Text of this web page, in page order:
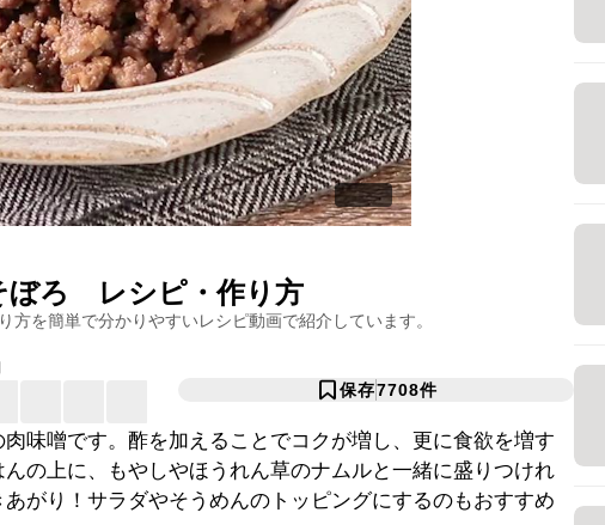
ぼろ レシピ・作り方
方を簡単で分かりやすいレシピ動画で紹介しています。
保存7708件
味噌です。酢を加えることでコクが増し、更に食欲を増す
の上に、もやしやほうれん草のナムルと一緒に盛りつけれ
がり！サラダやそうめんのトッピングにするのもおすすめ